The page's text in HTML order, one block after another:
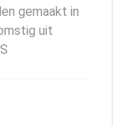
gemaakt in
uit